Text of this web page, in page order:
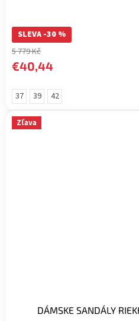
SLEVA -30 %
5 779 Kč
€40,44
37 39 42
Zľava
DÁMSKE SANDÁLY